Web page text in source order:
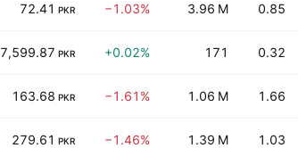
72.41 PKR −1.03% 3.96 M 0.85
7,599.87 PKR +0.02% 171 0.32
163.68 PKR −1.61% 1.06 M 1.66
279.61 PKR −1.46% 1.39 M 1.03